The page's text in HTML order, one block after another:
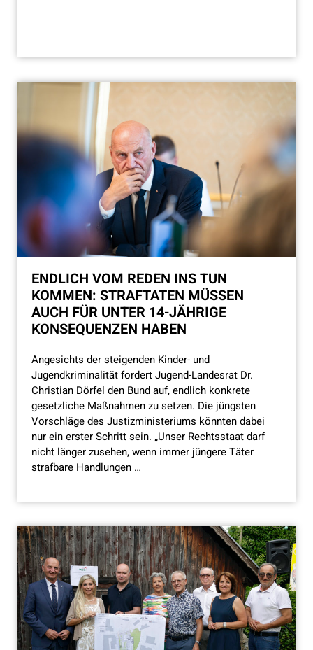
ENDLICH VOM REDEN INS TUN
KOMMEN: STRAFTATEN MÜSSEN
AUCH FÜR UNTER 14-JÄHRIGE
KONSEQUENZEN HABEN
Angesichts der steigenden Kinder- und
Jugendkriminalität fordert Jugend-Landesrat Dr.
Christian Dörfel den Bund auf, endlich konkrete
gesetzliche Maßnahmen zu setzen. Die jüngsten
Vorschläge des Justizministeriums könnten dabei
nur ein erster Schritt sein. „Unser Rechtsstaat darf
nicht länger zusehen, wenn immer jüngere Täter
strafbare Handlungen …